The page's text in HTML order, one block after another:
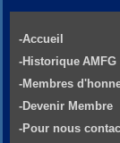
-Accueil
-Historique AMFG
-Membres
-Devenir Membre
-Pour nous